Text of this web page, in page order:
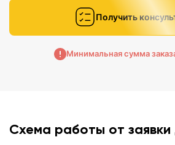
Получить
Минимальная сумма
Схема работы от заявки